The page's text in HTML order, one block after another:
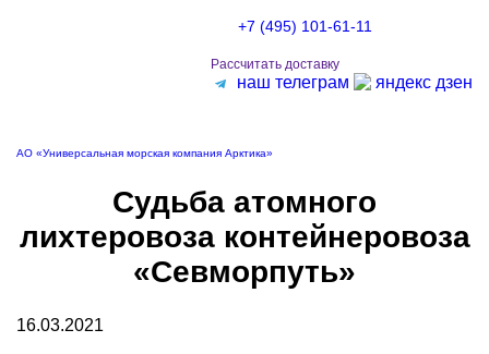
АО «Универсальная морская компания Арктика»
+7 (495) 101-61-11
Рассчитать доставку
наш телеграм яндекс дзен
Судьба атомного
лихтеровоза контейнеровоза
«Севморпуть»
16.03.2021